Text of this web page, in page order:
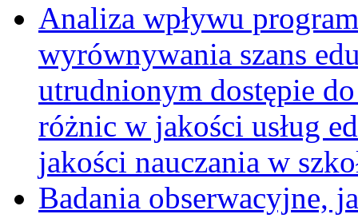
Analiza wpływu
wyrównywania szans
utrudnionym dostępie
różnic w jakości usług
jakości nauczania w
Badania obserwacyjne,